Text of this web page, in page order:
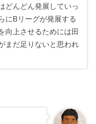
どんどん発展していっ
にBリーグが発展する
向上させるためには田
まだ足りないと思われ